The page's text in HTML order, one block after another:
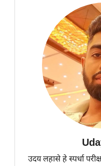
उदय लहासे हे स्पर्धा